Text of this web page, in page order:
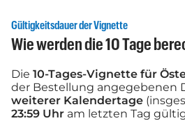
Gültigkeitsdauer der Vignette
Wie werden die 10 Tage
Die 10-Tages-Vignette für
der Bestellung angegebenen
weiterer Kalendertage
23:59 Uhr am letzten Tag